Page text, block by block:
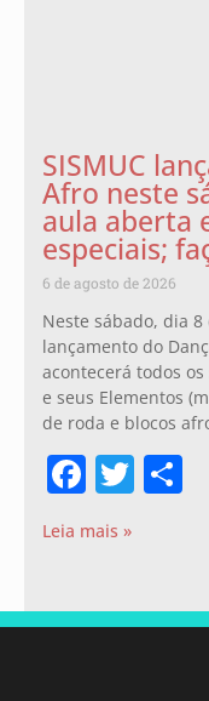
SISMUC
Afro neste
aula aberta
especiais;
6 de agosto de 2026
Neste sábado, dia 8
lançamento do
acontecerá todos
e seus Elementos
de roda e blocos
Leia mais »